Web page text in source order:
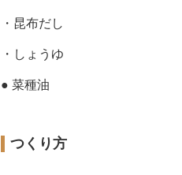
・昆布だし
・しょうゆ
● 菜種油
つくり方